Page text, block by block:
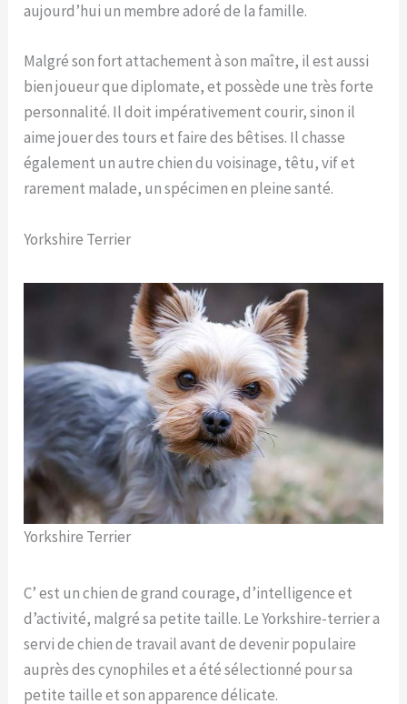
aujourd’hui un membre adoré de la famille.
Malgré son fort attachement à son maître, il est aussi
bien joueur que diplomate, et possède une très forte
personnalité. Il doit impérativement courir, sinon il
aime jouer des tours et faire des bêtises. Il chasse
également un autre chien du voisinage, têtu, vif et
rarement malade, un spécimen en pleine santé.
Yorkshire Terrier
Yorkshire Terrier
C’ est un chien de grand courage, d’intelligence et
d’activité, malgré sa petite taille. Le Yorkshire-terrier a
servi de chien de travail avant de devenir populaire
auprès des cynophiles et a été sélectionné pour sa
petite taille et son apparence délicate.